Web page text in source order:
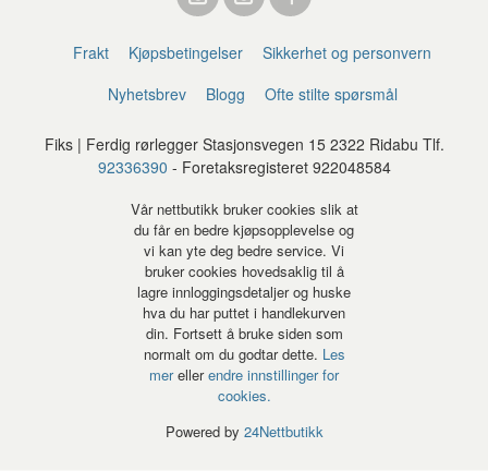
Frakt Kjøpsbetingelser
Sikkerhet og personvern
Nyhetsbrev
Blogg Ofte stilte spørsmål
Fiks | Ferdig rørlegger Stasjonsvegen 15 2322 Ridabu Tlf.
92336390 - Foretaksregisteret 922048584
Vår nettbutikk bruker cookies slik at
du får en bedre kjøpsopplevelse og
vi kan yte deg bedre service. Vi
bruker cookies hovedsaklig til å
lagre innloggingsdetaljer og huske
hva du har puttet i handlekurven
din. Fortsett å bruke siden som
normalt om du godtar dette. Les
merellerendre innstillinger for
cookies.
Powered by 24Nettbutikk